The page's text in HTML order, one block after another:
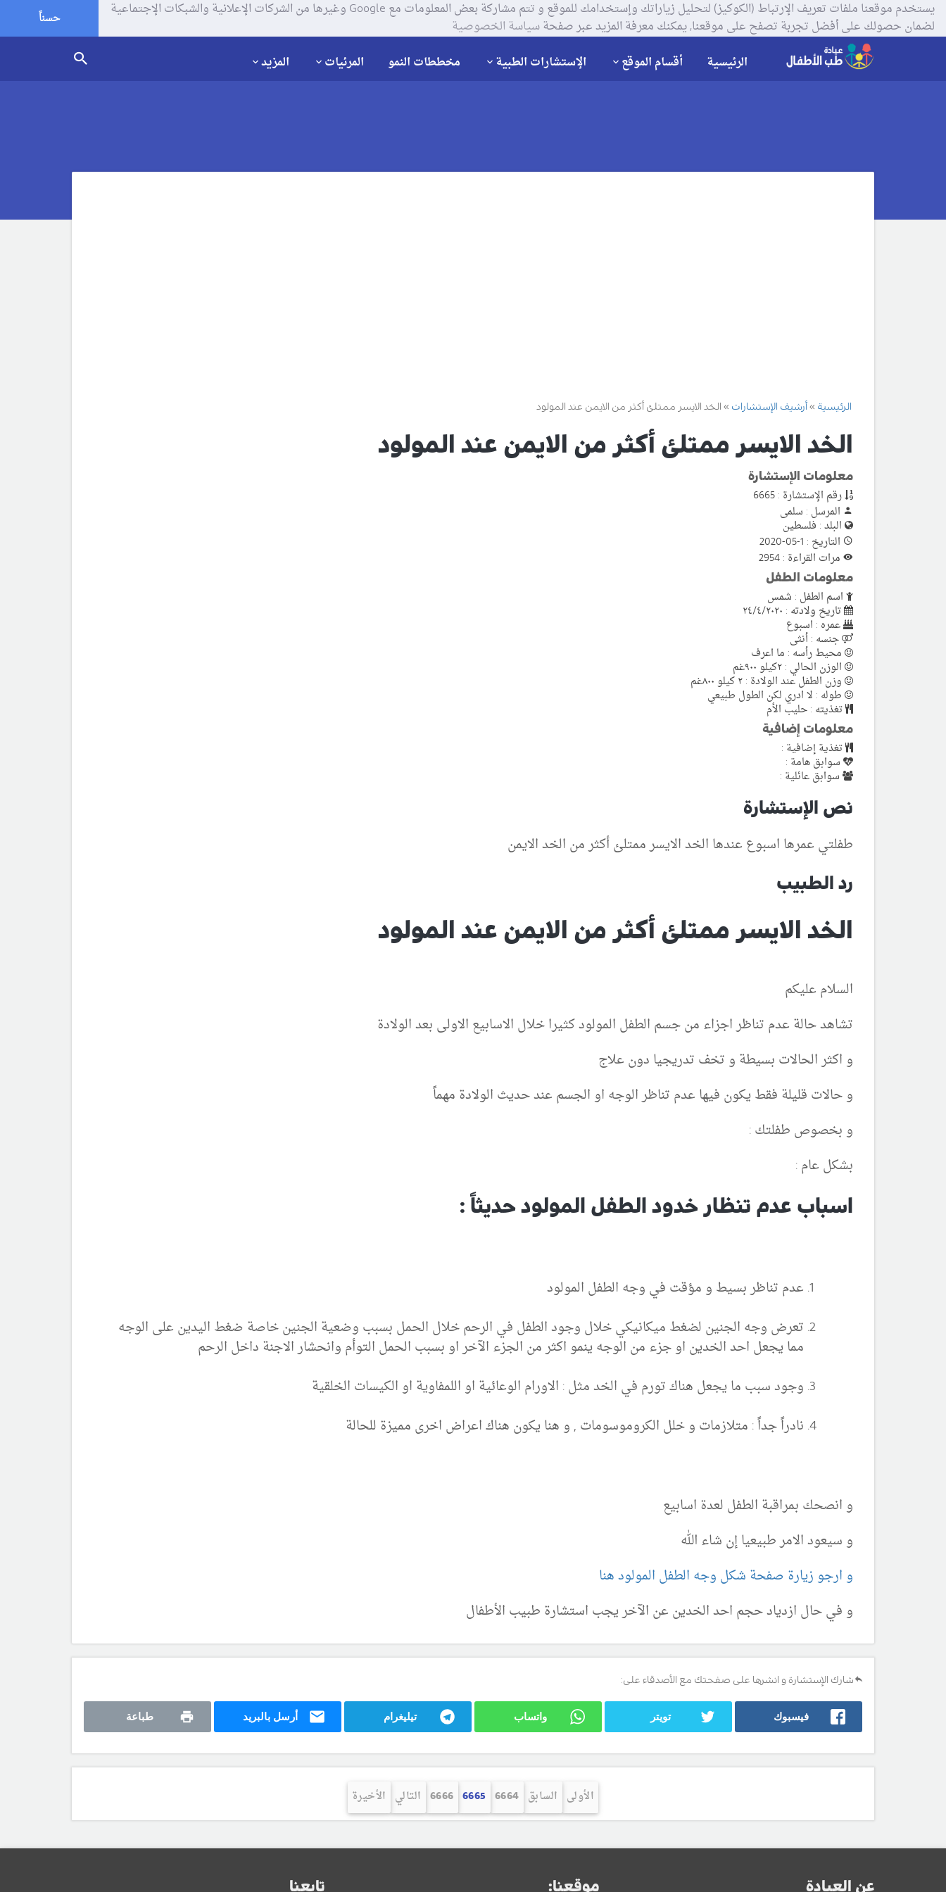
يستخدم موقعنا ملفات تعريف الإرتباط (الكوكيز) لتحليل زياراتك وإستخدامك للموقع و تتم مشاركة بعض المعلومات مع Google وغيرها من الشركات الإعلانية والشبكات الإجتماعية
لضمان حصولك على أفضل تجربة تصفح على موقعنا, يمكنك معرفة المزيد عبر صفحةسياسة الخصوصية حسناً
الرئيسية أقسام الموقع الإستشارات الطبية مخططات النمو المرئيات المزيد
الرئيسية أرشيف الإستشارات الخد الايسر ممتلئ أكثر من الايمن عند المولود
الخد الايسر ممتلئ أكثر من الايمن عند المولود
معلومات الإستشارة
رقم الإستشارة : 6665
المرسل : سلمى
البلد : فلسطين
التاريخ : 1-05-2020
مرات القراءة : 2954
معلومات الطفل
اسم الطفل : شمس
تاريخ ولادته : ٢٤/٤/٢٠٢٠
عمره : اسبوع
جنسه : أنثى
محيط رأسه : ما اعرف
الوزن الحالي : ٢كيلو ٩٠٠غم
وزن الطفل عند الولادة : ٢ كيلو ٨٠٠غم
طوله : لا ادري لكن الطول طبيعي
تغذيته : حليب الأم
معلومات إضافية
تغذية إضافية :
سوابق هامة :
سوابق عائلية :
نص الإستشارة
طفلتي عمرها اسبوع عندها الخد الايسر ممتلئ أكثر من الخد الايمن
رد الطبيب
الخد الايسر ممتلئ أكثر من الايمن عند المولود
السلام عليكم
تشاهد حالة عدم تناظر اجزاء من جسم الطفل المولود كثيرا خلال الاسابيع الاولى بعد الولادة
و اكثر الحالات بسيطة و تخف تدريجيا دون علاج
و حالات قليلة فقط يكون فيها عدم تناظر الوجه او الجسم عند حديث الولادة مهماً
و بخصوص طفلتك :
بشكل عام :
اسباب عدم تنظار خدود الطفل المولود حديثاً :
عدم تناظر بسيط و مؤقت في وجه الطفل المولود
تعرض وجه الجنين لضغط ميكانيكي خلال وجود الطفل في الرحم خلال الحمل بسبب وضعية الجنين خاصة ضغط اليدين على الوجه
مما يجعل احد الخدين او جزء من الوجه ينمو اكثر من الجزء الآخر او بسبب الحمل التوأم وانحشار الاجنة داخل الرحم
وجود سبب ما يجعل هناك تورم في الخد مثل : الاورام الوعائية او اللمفاوية او الكيسات الخلقية
نادراً جداً : متلازمات و خلل الكروموسومات , و هنا يكون هناك اعراض اخرى مميزة للحالة
و انصحك بمراقبة الطفل لعدة اسابيع
و سيعود الامر طبيعيا إن شاء الله
و ارجو زيارة صفحة شكل وجه الطفل المولود هنا
و في حال ازدياد حجم احد الخدين عن الآخر يجب استشارة طبيب الأطفال
شارك الإستشارة و انشرها على صفحتك مع الأصدقاء على:
فيسبوك تويتر واتساب تيليغرام أرسل بالبريد طباعة
الأولى السابق 6664
6665
6666 التالي الأخيرة
عن العيادة موقعنا: تابعنا